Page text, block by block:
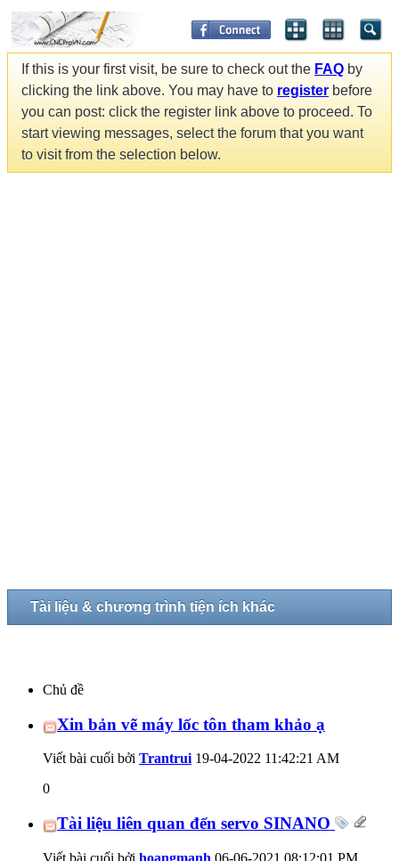
If this is your first visit, be sure to check out the FAQ by
clicking the link above. You may have to register before
you can post: click the register link above to proceed. To
start viewing messages, select the forum that you want
to visit from the selection below.
Tài liệu & chương trình tiện ích khác
Chủ đề
Xin bản vẽ máy lốc tôn tham khảo ạ
Viết bài cuối bởi Trantrui 19-04-2022 11:42:21 AM
0
Tài liệu liên quan đến servo SINANO
Viết bài cuối bởi hoangmanh 06-06-2021 08:12:01 PM